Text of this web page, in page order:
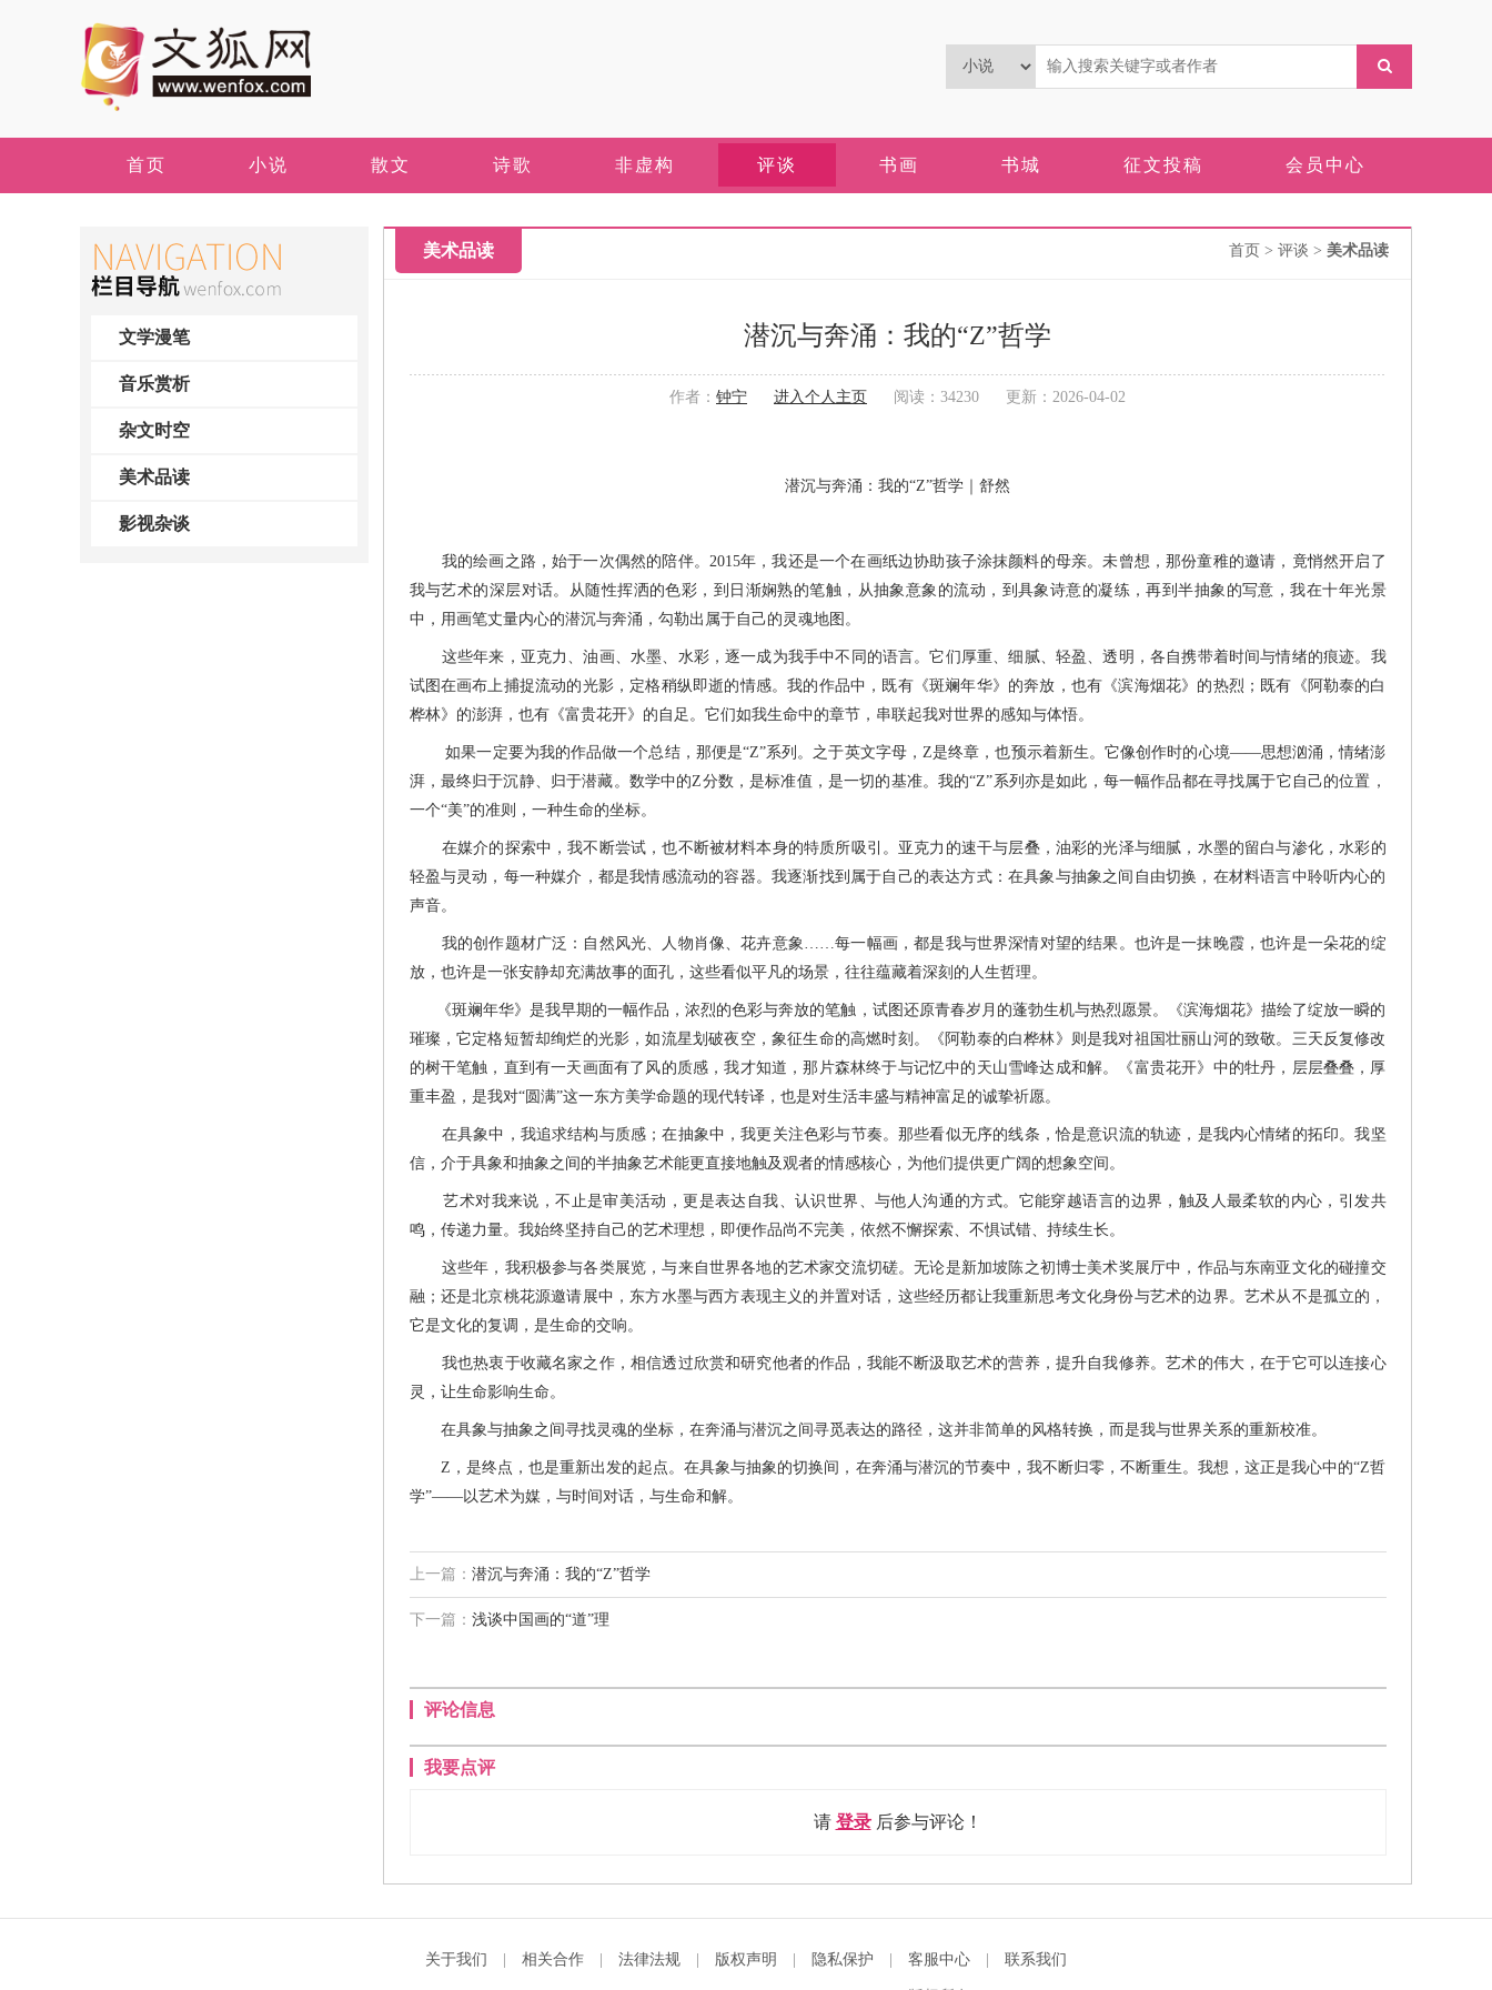
首页 小说 散文 诗歌 非虚构 评谈 书画 书城 征文投稿 会员中心
文学漫笔
音乐赏析
杂文时空
美术品读
影视杂谈
美术品读 首页 > 评谈 > 美术品读
潜沉与奔涌：我的“Z”哲学
作者： 钟宁 进入个人主页 阅读：34230 更新：2026-04-02
潜沉与奔涌：我的“Z”哲学｜舒然
我的绘画之路，始于一次偶然的陪伴。2015年，我还是一个在画纸边协助孩子涂抹颜料的母亲。未曾想，那份童稚的邀请，竟悄然开启了
我与艺术的深层对话。从随性挥洒的色彩，到日渐娴熟的笔触，从抽象意象的流动，到具象诗意的凝练，再到半抽象的写意，我在十年光景
中，用画笔丈量内心的潜沉与奔涌，勾勒出属于自己的灵魂地图。
这些年来，亚克力、油画、水墨、水彩，逐一成为我手中不同的语言。它们厚重、细腻、轻盈、透明，各自携带着时间与情绪的痕迹。我
试图在画布上捕捉流动的光影，定格稍纵即逝的情感。我的作品中，既有《斑斓年华》的奔放，也有《滨海烟花》的热烈；既有《阿勒泰的白
桦林》的澎湃，也有《富贵花开》的自足。它们如我生命中的章节，串联起我对世界的感知与体悟。
如果一定要为我的作品做一个总结，那便是“Z”系列。之于英文字母，Z是终章，也预示着新生。它像创作时的心境——思想汹涌，情绪澎
湃，最终归于沉静、归于潜藏。数学中的Z分数，是标准值，是一切的基准。我的“Z”系列亦是如此，每一幅作品都在寻找属于它自己的位置，
一个“美”的准则，一种生命的坐标。
在媒介的探索中，我不断尝试，也不断被材料本身的特质所吸引。亚克力的速干与层叠，油彩的光泽与细腻，水墨的留白与渗化，水彩的
轻盈与灵动，每一种媒介，都是我情感流动的容器。我逐渐找到属于自己的表达方式：在具象与抽象之间自由切换，在材料语言中聆听内心的
声音。
我的创作题材广泛：自然风光、人物肖像、花卉意象……每一幅画，都是我与世界深情对望的结果。也许是一抹晚霞，也许是一朵花的绽
放，也许是一张安静却充满故事的面孔，这些看似平凡的场景，往往蕴藏着深刻的人生哲理。
《斑斓年华》是我早期的一幅作品，浓烈的色彩与奔放的笔触，试图还原青春岁月的蓬勃生机与热烈愿景。《滨海烟花》描绘了绽放一瞬的
璀璨，它定格短暂却绚烂的光影，如流星划破夜空，象征生命的高燃时刻。《阿勒泰的白桦林》则是我对祖国壮丽山河的致敬。三天反复修改
的树干笔触，直到有一天画面有了风的质感，我才知道，那片森林终于与记忆中的天山雪峰达成和解。《富贵花开》中的牡丹，层层叠叠，厚
重丰盈，是我对“圆满”这一东方美学命题的现代转译，也是对生活丰盛与精神富足的诚挚祈愿。
在具象中，我追求结构与质感；在抽象中，我更关注色彩与节奏。那些看似无序的线条，恰是意识流的轨迹，是我内心情绪的拓印。我坚
信，介于具象和抽象之间的半抽象艺术能更直接地触及观者的情感核心，为他们提供更广阔的想象空间。
艺术对我来说，不止是审美活动，更是表达自我、认识世界、与他人沟通的方式。它能穿越语言的边界，触及人最柔软的内心，引发共
鸣，传递力量。我始终坚持自己的艺术理想，即便作品尚不完美，依然不懈探索、不惧试错、持续生长。
这些年，我积极参与各类展览，与来自世界各地的艺术家交流切磋。无论是新加坡陈之初博士美术奖展厅中，作品与东南亚文化的碰撞交
融；还是北京桃花源邀请展中，东方水墨与西方表现主义的并置对话，这些经历都让我重新思考文化身份与艺术的边界。艺术从不是孤立的，
它是文化的复调，是生命的交响。
我也热衷于收藏名家之作，相信透过欣赏和研究他者的作品，我能不断汲取艺术的营养，提升自我修养。艺术的伟大，在于它可以连接心
灵，让生命影响生命。
在具象与抽象之间寻找灵魂的坐标，在奔涌与潜沉之间寻觅表达的路径，这并非简单的风格转换，而是我与世界关系的重新校准。
Z，是终点，也是重新出发的起点。在具象与抽象的切换间，在奔涌与潜沉的节奏中，我不断归零，不断重生。我想，这正是我心中的“Z哲
学”——以艺术为媒，与时间对话，与生命和解。
上一篇： 潜沉与奔涌：我的“Z”哲学
下一篇： 浅谈中国画的“道”理
评论信息
我要点评
请 登录后参与评论！
关于我们 相关合作 法律法规 版权声明 隐私保护 客服中心 联系我们